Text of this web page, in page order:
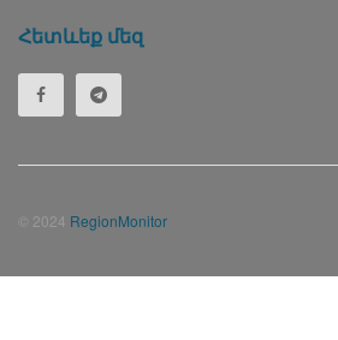
Հետևեք մեզ
© 2024 RegionMonitor